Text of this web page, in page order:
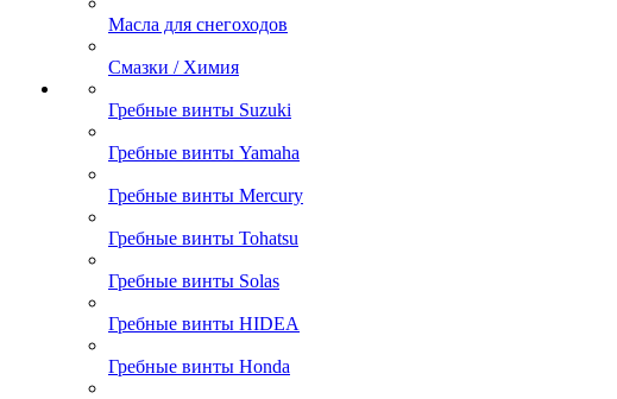
Масла для снегоходов
Смазки / Химия
Гребные винты Suzuki
Гребные винты Yamaha
Гребные винты Mercury
Гребные винты Tohatsu
Гребные винты Solas
Гребные винты HIDEA
Гребные винты Honda